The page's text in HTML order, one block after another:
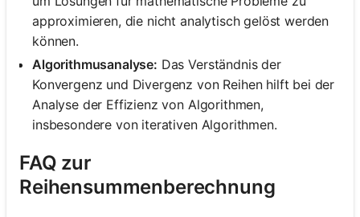
Noch
keine
Stellen
erste
approximieren, die nicht analytisch gelöst werden
können.
Algorithmusanalyse: Das Verständnis der
Konvergenz und Divergenz von Reihen hilft bei der
Analyse der Effizienz von Algorithmen,
insbesondere von iterativen Algorithmen.
FAQ zur
Reihensummenberechnung